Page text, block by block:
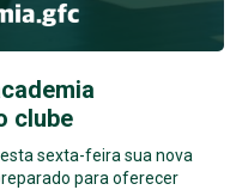
clube
sexta-feira sua nova
para oferecer